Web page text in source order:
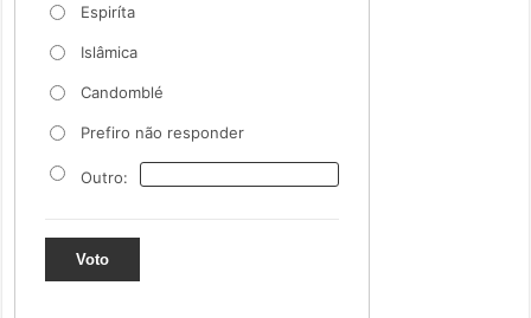
Espiríta
Islâmica
Candomblé
Prefiro não responder
Outro:
Voto